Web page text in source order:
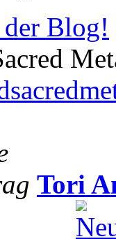
Blog!
Tori